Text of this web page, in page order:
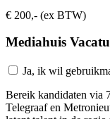
€ 200,- (ex BTW)
Mediahuis
Ja, ik wil
Bereik kandidaten via
Telegraaf en